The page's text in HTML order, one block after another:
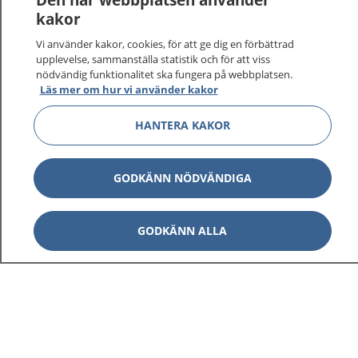
På 1177.se får du råd om hälsa och information om
sjukdomar och vilka mottagningar du kan kontakta.
Logga in för att läsa din journal och göra dina
vårdärenden. Ring telefonnummer 1177 för
sjukvårdsrådgivning dygnet runt.
1177 ger dig råd när du vill må bättre.
1177 på flera språk Visa
kakor
Vi använder kakor, cookies, för att ge dig en förbättrad
upplevelse, sammanställa statistik och för att viss
nödvändig funktionalitet ska fungera på webbplatsen.
Läs mer om hur vi använder kakor
HANTERA KAKOR
GODKÄNN NÖDVÄNDIGA
GODKÄNN ALLA